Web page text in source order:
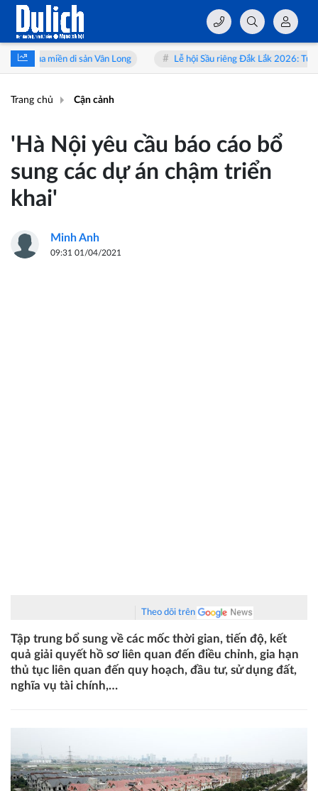
sản Vân Long Lễ hội Sầu riêng Đắk Lắk 2026: Từ “vua trái cây”
Trang chủ Cận cảnh
'Hà Nội yêu cầu báo cáo bổ
sung các dự án chậm triển
khai'
Minh Anh
09:31 01/04/2021
Theo dõi trên
Tập trung bổ sung về các mốc thời gian, tiến độ, kết
quả giải quyết hồ sơ liên quan đến điều chỉnh, gia hạn
thủ tục liên quan đến quy hoạch, đầu tư, sử dụng đất,
nghĩa vụ tài chính,…